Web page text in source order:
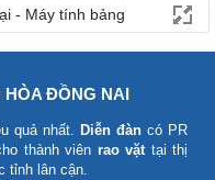
- Máy tính bảng
HÒA ĐỒNG NAI
quả nhất. Diễn đàn có PR
thành viên rao vặttại thị
tỉnh lân cận.